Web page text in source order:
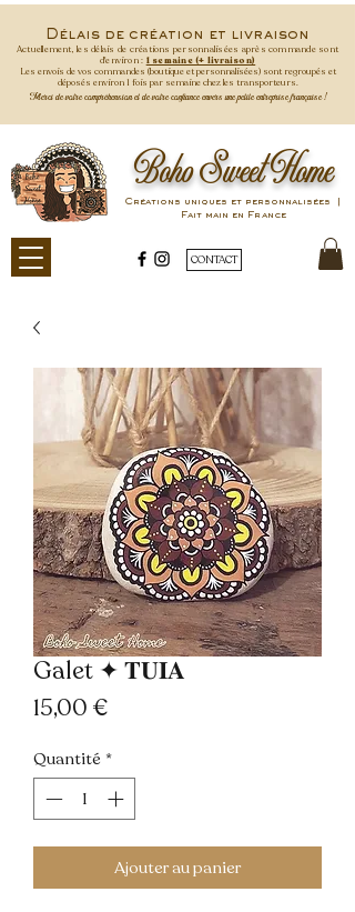
Délais de création et livraison
Actuellement, les délais de créations personnalisées après commande sont
d'environ : 1 semaine (+ livraison)
Les envois de vos commandes (boutique et personnalisées) sont regroupés et
déposés environ 1 fois par semainechez les transporteurs.
Merci de votre compréhension et de votre confiance envers une petite entreprise française !
Boho Sweet Home
Créations uniques et personnalisées |
Fait main en France
CONTACT
Galet ✦ 𝐓𝐔𝐈𝐀
15,00 €
Quantité *
Ajouter au panier